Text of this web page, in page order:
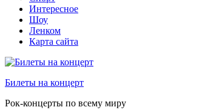
Интересное
Шоу
Ленком
Карта сайта
Билеты на концерт
Рок-концерты по всему миру